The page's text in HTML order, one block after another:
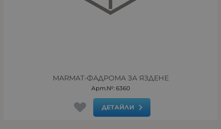
MARMAT-ФАДРОМА ЗА ЯЗДЕНЕ
Арт.№: 6360
ДЕТАЙЛИ